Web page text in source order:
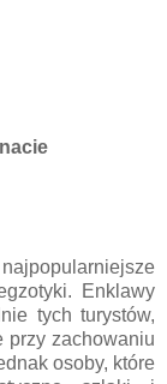
Enklawy
tych turystów,
przy zachowaniu
osoby, które